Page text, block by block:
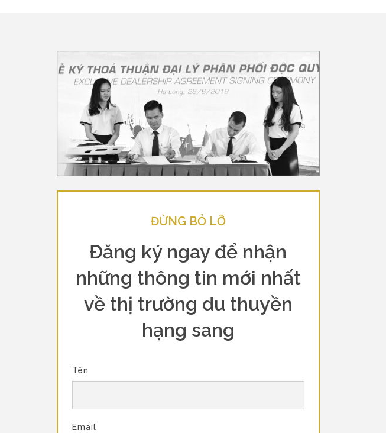
ĐỪNG BỎ LỠ
Đăng ký ngay để nhận
những thông tin mới nhất
về thị trường du thuyền
hạng sang
Tên
Email